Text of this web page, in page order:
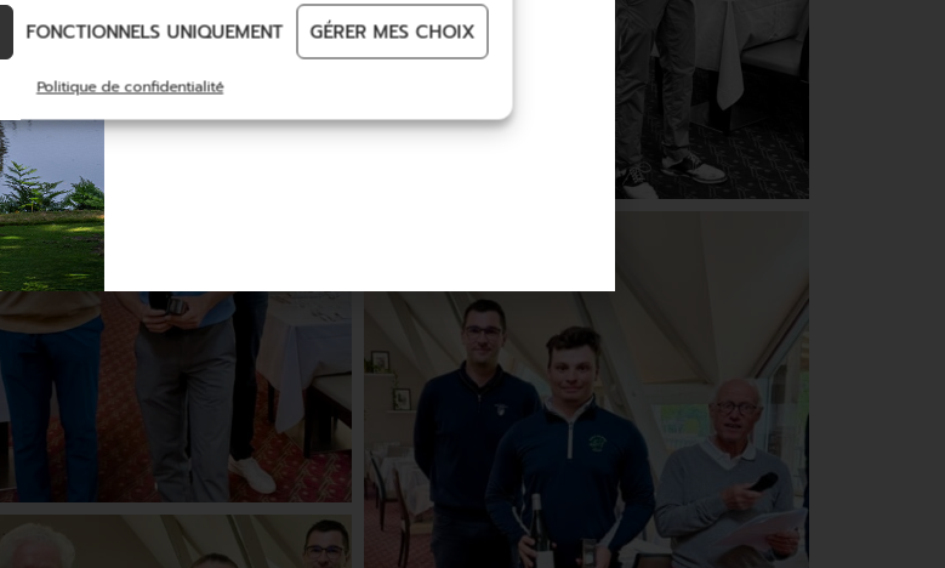
FONCTIONNELS UNIQUEMENT GÉRER MES CHOIX
Politique de confidentialité